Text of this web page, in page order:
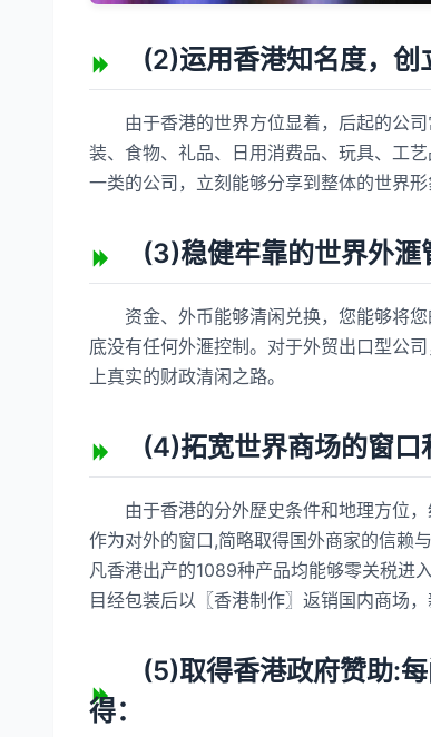
(2)运用香港知名度，创立
由于香港的世界方位显着，后起的公司
装、食物、礼品、日用消费品、玩具、工
一类的公司，立刻能够分享到整体的世界
(3)稳健牢靠的世界外滙管
资金、外币能够清闲兑换，您能够将您
底没有任何外滙控制。对于外贸出口型公
上真实的财政清闲之路。
(4)拓宽世界商场的窗口和
由于香港的分外歷史条件和地理方位，
作为对外的窗口,简略取得国外商家的信赖
凡香港出产的1089种产品均能够零关税进
目经包装后以〖香港制作〗返销国内商场
(5)取得香港政府赞助:每
得：